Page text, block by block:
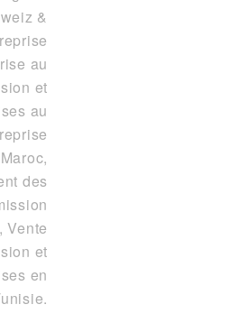
&
au
et
au
des
Vente
et
en
.